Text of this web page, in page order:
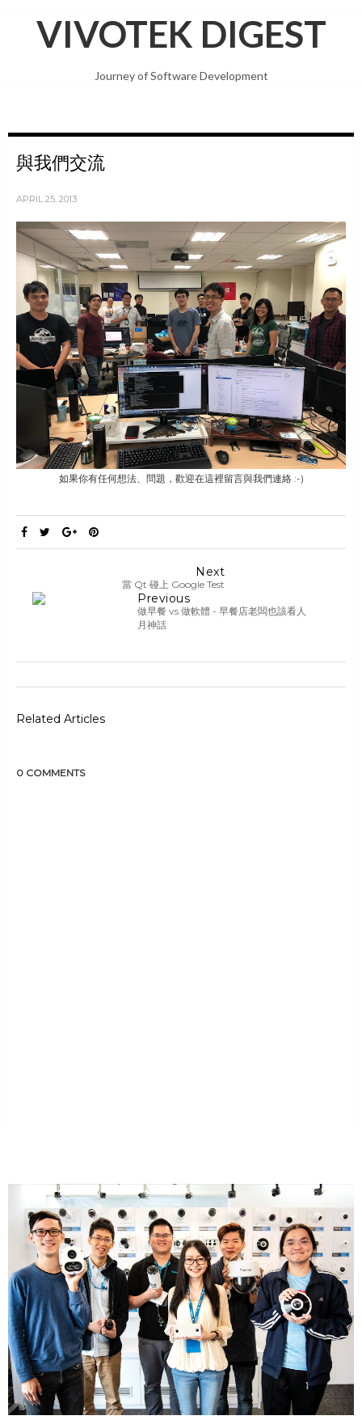
VIVOTEK DIGEST
Journey of Software Development
與我們交流
APRIL 25, 2013
如果你有任何想法、問題，歡迎在這裡留言與我們連絡 :-)
Next
當 Qt 碰上 Google Test
Previous
做早餐 vs 做軟體 - 早餐店老闆也該看人
月神話
Related Articles
0 COMMENTS